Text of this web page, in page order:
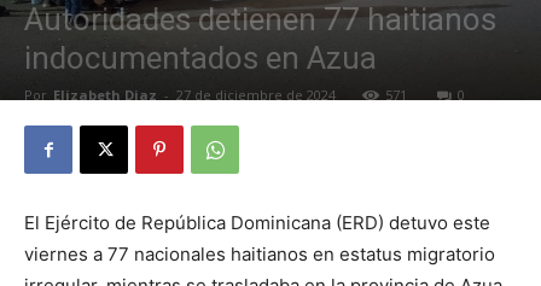
Autoridades detienen 77 haitianos
indocumentados en Azua
Por Elizabeth Diaz - 27 de diciembre de 2024 571 0
El Ejército de República Dominicana (ERD) detuvo este
viernes a 77 nacionales haitianos en estatus migratorio